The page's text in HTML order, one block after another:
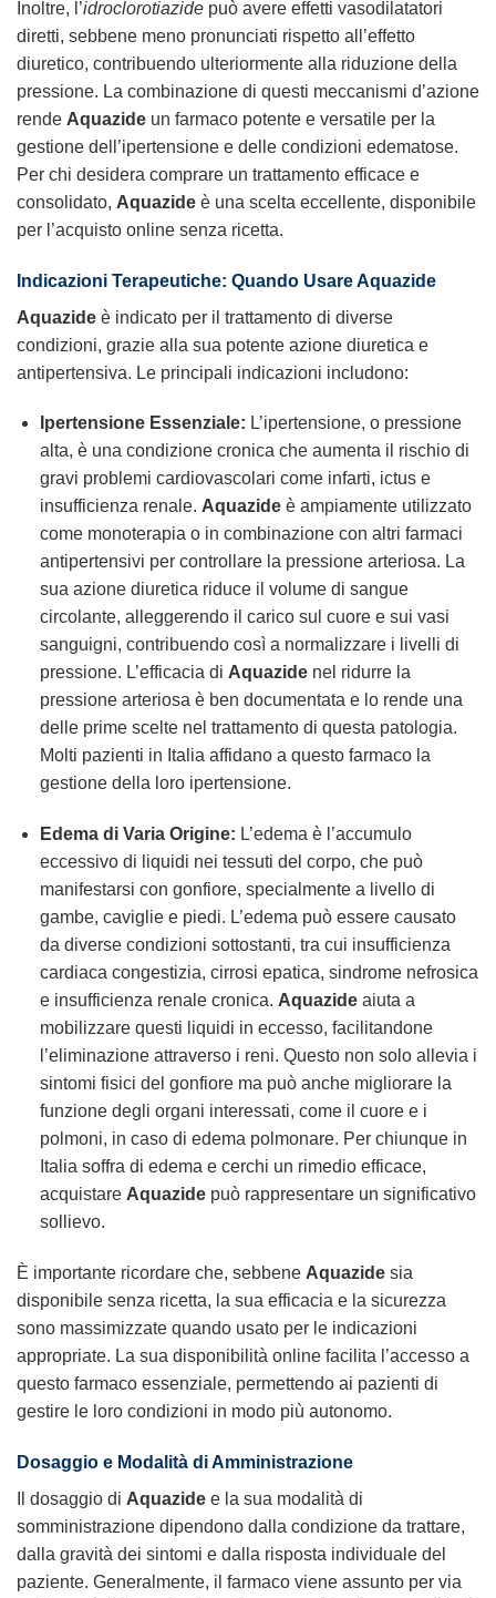
Inoltre, l’idroclorotiazide può avere effetti vasodilatatori
diretti, sebbene meno pronunciati rispetto all’effetto
diuretico, contribuendo ulteriormente alla riduzione della
pressione. La combinazione di questi meccanismi d’azione
rende Aquazide un farmaco potente e versatile per la
gestione dell’ipertensione e delle condizioni edematose.
Per chi desidera comprare un trattamento efficace e
consolidato, Aquazide è una scelta eccellente, disponibile
per l’acquisto online senza ricetta.
Indicazioni Terapeutiche: Quando Usare Aquazide
Aquazide è indicato per il trattamento di diverse
condizioni, grazie alla sua potente azione diuretica e
antipertensiva. Le principali indicazioni includono:
Ipertensione Essenziale: L’ipertensione, o pressione
alta, è una condizione cronica che aumenta il rischio di
gravi problemi cardiovascolari come infarti, ictus e
insufficienza renale. Aquazideè ampiamente utilizzato
come monoterapia o in combinazione con altri farmaci
antipertensivi per controllare la pressione arteriosa. La
sua azione diuretica riduce il volume di sangue
circolante, alleggerendo il carico sul cuore e sui vasi
sanguigni, contribuendo così a normalizzare i livelli di
pressione. L’efficacia di Aquazidenel ridurre la
pressione arteriosa è ben documentata e lo rende una
delle prime scelte nel trattamento di questa patologia.
Molti pazienti in Italia affidano a questo farmaco la
gestione della loro ipertensione.
Edema di Varia Origine: L’edema è l’accumulo
eccessivo di liquidi nei tessuti del corpo, che può
manifestarsi con gonfiore, specialmente a livello di
gambe, caviglie e piedi. L’edema può essere causato
da diverse condizioni sottostanti, tra cui insufficienza
cardiaca congestizia, cirrosi epatica, sindrome nefrosica
e insufficienza renale cronica. Aquazideaiuta a
mobilizzare questi liquidi in eccesso, facilitandone
l’eliminazione attraverso i reni. Questo non solo allevia i
sintomi fisici del gonfiore ma può anche migliorare la
funzione degli organi interessati, come il cuore e i
polmoni, in caso di edema polmonare. Per chiunque in
Italia soffra di edema e cerchi un rimedio efficace,
acquistare Aquazidepuò rappresentare un significativo
sollievo.
È importante ricordare che, sebbene Aquazide sia
disponibile senza ricetta, la sua efficacia e la sicurezza
sono massimizzate quando usato per le indicazioni
appropriate. La sua disponibilità online facilita l’accesso a
questo farmaco essenziale, permettendo ai pazienti di
gestire le loro condizioni in modo più autonomo.
Dosaggio e Modalità di Amministrazione
Il dosaggio di Aquazide e la sua modalità di
somministrazione dipendono dalla condizione da trattare,
dalla gravità dei sintomi e dalla risposta individuale del
paziente. Generalmente, il farmaco viene assunto per via